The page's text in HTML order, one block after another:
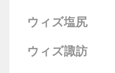
ウィズ塩尻
ウィズ諏訪